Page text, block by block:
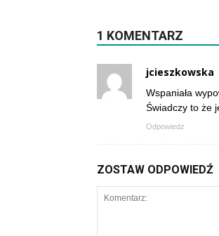
1 KOMENTARZ
jcieszkowska
Wspaniała
Świadczy to że
Odpowiedz
ZOSTAW ODPOWIEDŹ